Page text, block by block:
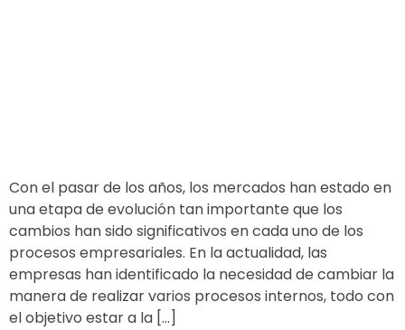
Con el pasar de los años, los mercados han estado en
una etapa de evolución tan importante que los
cambios han sido significativos en cada uno de los
procesos empresariales. En la actualidad, las
empresas han identificado la necesidad de cambiar la
manera de realizar varios procesos internos, todo con
el objetivo estar a la […]